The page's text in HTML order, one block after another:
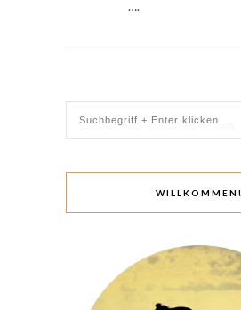
….
WILLKOMMEN!